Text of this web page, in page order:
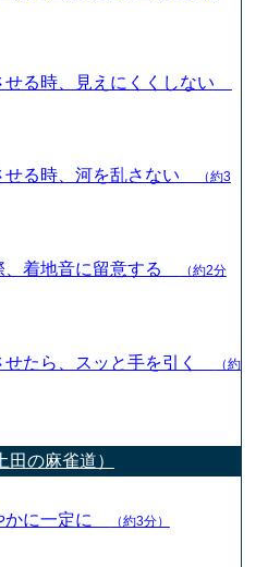
せる時、見えにくくしない
せる時、河を乱さない
（約3
、着地音に留意する
（約2分
せたら、スッと手を引く
（約
田の麻雀道）
かに一定に （約3分）